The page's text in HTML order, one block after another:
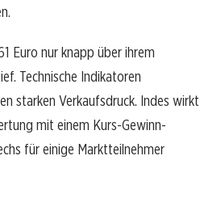
Euro nur knapp über ihrem
Technische Indikatoren
starken Verkaufsdruck. Indes wirkt
mit einem Kurs-Gewinn-
für einige Marktteilnehmer